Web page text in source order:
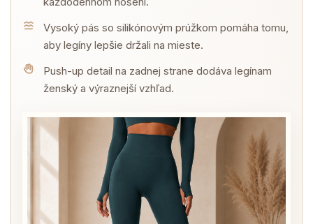
Vysoký pás so silikónovým prúžkom pomáha tomu,
aby legíny lepšie držali na mieste.
Push-up detail na zadnej strane dodáva legínam
ženský a výraznejší vzhľad.